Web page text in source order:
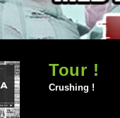
Tour !
Crushing !